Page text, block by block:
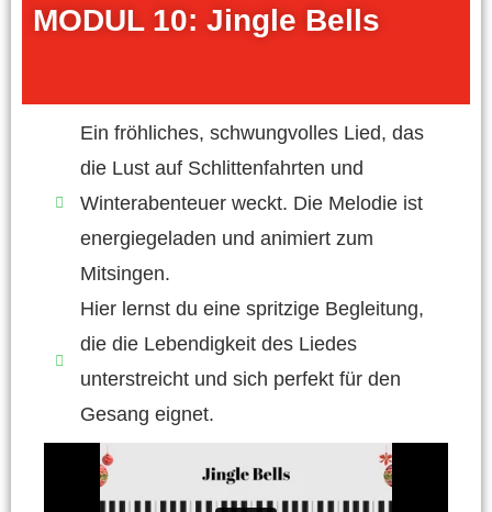
MODUL 10: Jingle Bells
Ein fröhliches, schwungvolles Lied, das
die Lust auf Schlittenfahrten und
Winterabenteuer weckt. Die Melodie ist
energiegeladen und animiert zum
Mitsingen.
Hier lernst du eine spritzige Begleitung,
die die Lebendigkeit des Liedes
unterstreicht und sich perfekt für den
Gesang eignet.